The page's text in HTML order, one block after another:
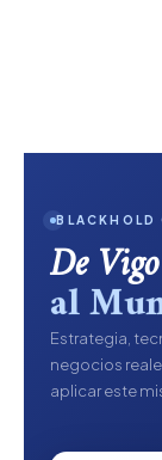
BLACKHOLD
De Vigo
al
Estrategia,
negocios
aplicar este